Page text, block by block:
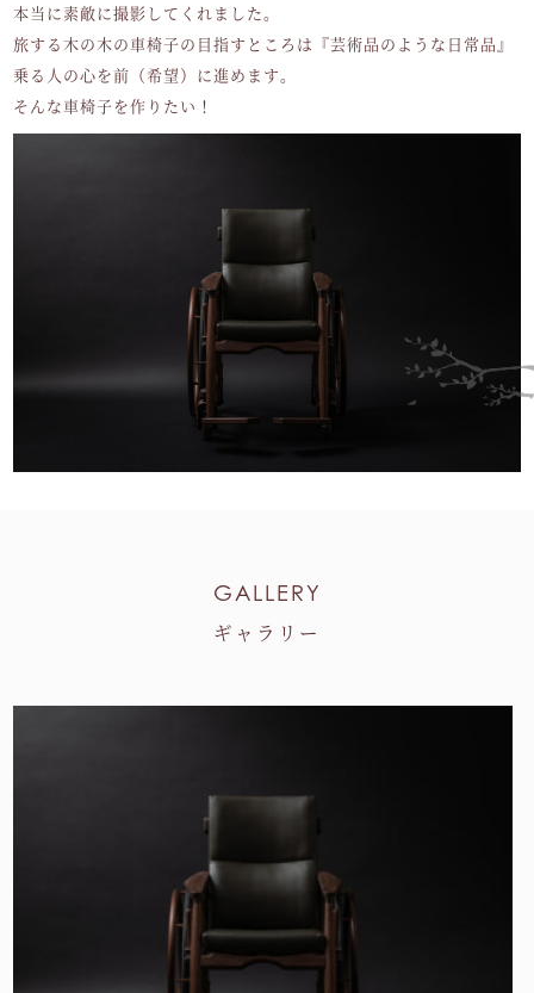
本当に素敵に撮影してくれました。
旅する木の木の車椅子の目指すところは『芸術品のような日常品』
乗る人の心を前（希望）に進めます。
そんな車椅子を作りたい！
GALLERY
ギャラリー